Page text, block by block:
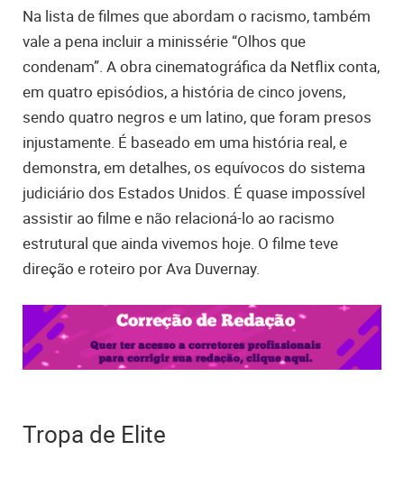
Na lista de filmes que abordam o racismo, também
vale a pena incluir a minissérie “Olhos que
condenam”. A obra cinematográfica da Netflix conta,
em quatro episódios, a história de cinco jovens,
sendo quatro negros e um latino, que foram presos
injustamente. É baseado em uma história real, e
demonstra, em detalhes, os equívocos do sistema
judiciário dos Estados Unidos. É quase impossível
assistir ao filme e não relacioná-lo ao racismo
estrutural que ainda vivemos hoje. O filme teve
direção e roteiro por Ava Duvernay.
Tropa de Elite